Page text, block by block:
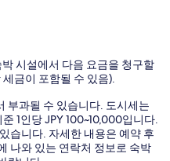
시설에서 다음 요금을 청구할
금이 포함될 수 있음).
부과될 수 있습니다. 도시세는
1인당 JPY 100~10,000입니다.
습니다. 자세한 내용은 예약 후
나와 있는 연락처 정보로 숙박